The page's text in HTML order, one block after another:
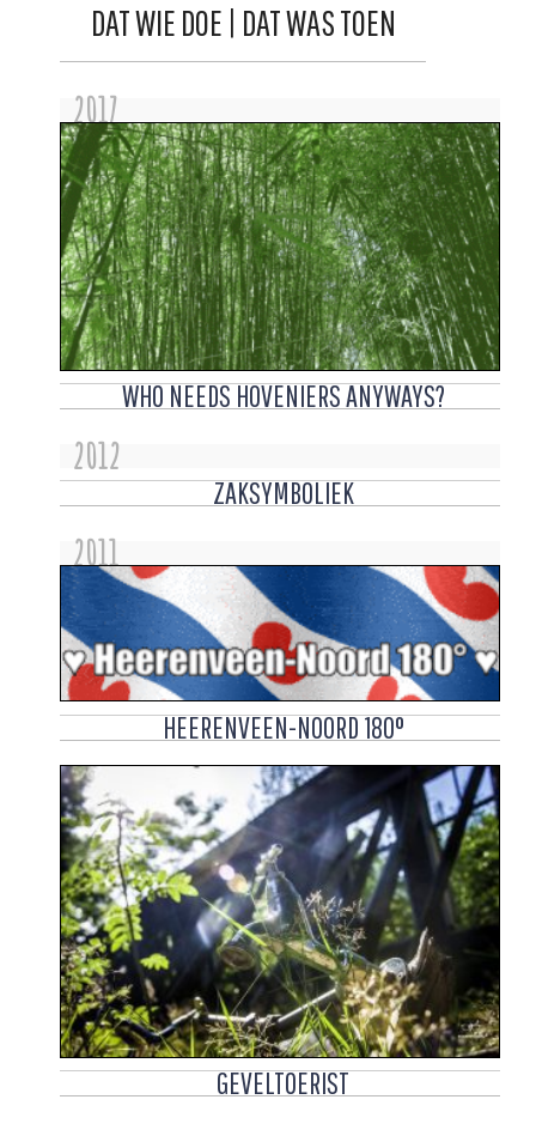
DAT WIE DOE | DAT WAS TOEN
2017
WHO NEEDS HOVENIERS ANYWAYS?
2012
ZAKSYMBOLIEK
2011
HEERENVEEN-NOORD 180°
GEVELTOERIST